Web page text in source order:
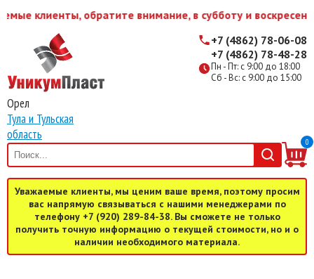
клиенты, обратите внимание, в субботу и
Орел
Тула и Тульская
область
Пн - Пт: с 9:00 до 18:00
Сб - Вс: с 9:00 до 15:00
+7 (4862) 78-06-08
+7 (4862) 78-48-28
0
Уважаемые клиенты, мы ценим ваше время, поэтому просим
вас напрямую связываться с нашими менеджерами по
телефону +7 (920) 289-84-38. Вы сможете не только
получить точную информацию о текущей стоимости, но и о
наличии необходимого материала.